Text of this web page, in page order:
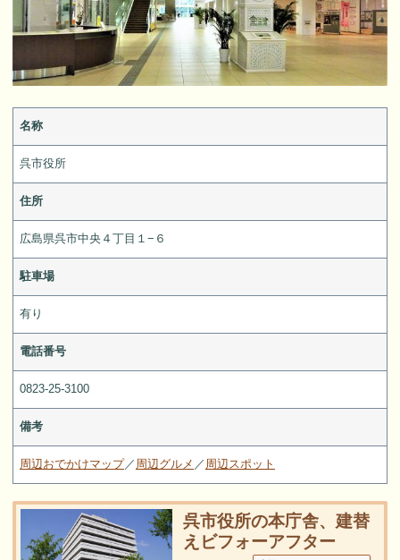
名称
呉市役所
住所
広島県呉市中央４丁目１−６
駐車場
有り
電話番号
0823-25-3100
備考
周辺おでかけマップ／ 周辺グルメ ／ 周辺スポット
呉市役所の本庁舎、建替
えビフォーアフター